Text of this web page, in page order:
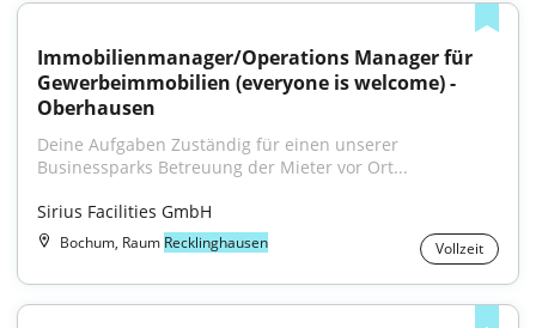
Immobilienmanager/Operations Manager für
Gewerbeimmobilien (everyone is welcome) -
Oberhausen
Deine Aufgaben Zuständig für einen unserer
Businessparks Betreuung der Mieter vor Ort...
Sirius Facilities GmbH
Bochum, Raum Recklinghausen Vollzeit